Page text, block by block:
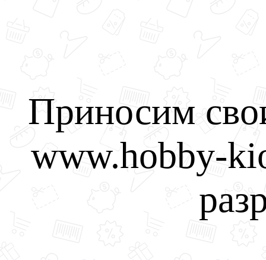
Приносим
www.hobby-